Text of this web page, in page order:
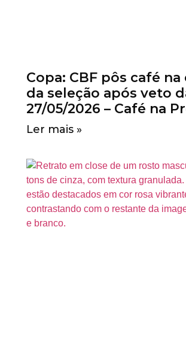
Copa: CBF pôs café na
da seleção após veto
27/05/2026 – Café na
Ler mais »